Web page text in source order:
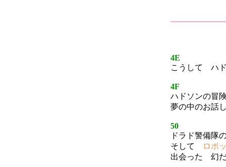
4E
こうして ハ
4F
ハドソンの冒
夢の中のお話
50
ドラド警備
そして
ロボ
出会った 幻